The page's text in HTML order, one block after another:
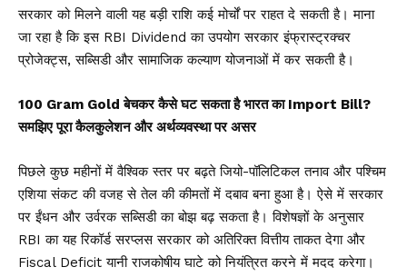
सरकार को मिलने वाली यह बड़ी राशि कई मोर्चों पर राहत दे सकती है। माना
जा रहा है कि इस RBI Dividend का उपयोग सरकार इंफ्रास्ट्रक्चर
प्रोजेक्ट्स, सब्सिडी और सामाजिक कल्याण योजनाओं में कर सकती है।
100 Gram Gold बेचकर कैसे घट सकता है भारत का Import Bill?
समझिए पूरा कैलकुलेशन और अर्थव्यवस्था पर असर
पिछले कुछ महीनों में वैश्विक स्तर पर बढ़ते जियो-पॉलिटिकल तनाव और पश्चिम
एशिया संकट की वजह से तेल की कीमतों में दबाव बना हुआ है। ऐसे में सरकार
पर ईंधन और उर्वरक सब्सिडी का बोझ बढ़ सकता है। विशेषज्ञों के अनुसार
RBI का यह रिकॉर्ड सरप्लस सरकार को अतिरिक्त वित्तीय ताकत देगा और
Fiscal Deficit यानी राजकोषीय घाटे को नियंत्रित करने में मदद करेगा।